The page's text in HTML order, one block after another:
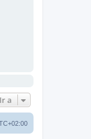
Ir a